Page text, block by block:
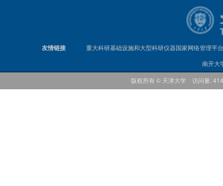
友情链接
重大科研基础设施和大型科研仪器国家网络管理平台
南开大
版权所有 © 天津大学 访问量: